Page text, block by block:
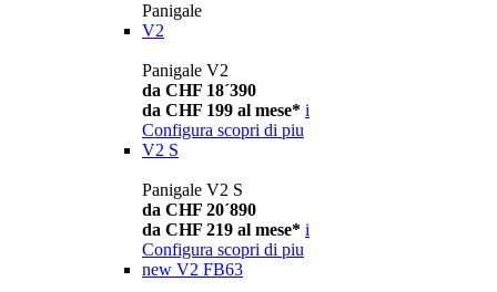
Panigale
V2
Panigale V2
da CHF 18´390
da CHF 199 al mese* i
Configura scopri di piu
V2 S
Panigale V2 S
da CHF 20´890
da CHF 219 al mese* i
Configura scopri di piu
new V2 FB63